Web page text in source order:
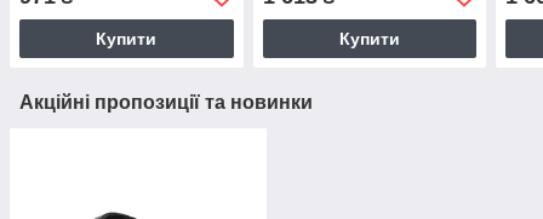
Купити Купити
Акційні пропозиції та новинки